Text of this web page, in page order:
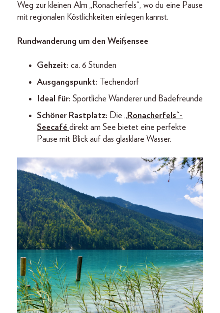
Weg zur kleinen Alm „Ronacherfels“, wo du eine Pause
mit regionalen Köstlichkeiten einlegen kannst.
Rundwanderung um den Weißensee
Gehzeit: ca. 6 Stunden
Ausgangspunkt: Techendorf
Ideal für: Sportliche Wanderer und Badefreunde
Schöner Rastplatz: Die „ Ronacherfels“-
Seecafé direkt am See bietet eine perfekte
Pause mit Blick auf das glasklare Wasser.